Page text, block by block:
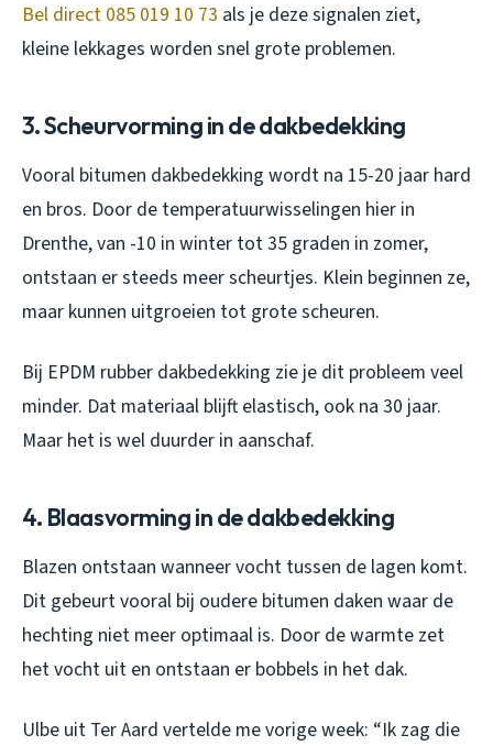
Bel direct 085 019 10 73 als je deze signalen ziet,
kleine lekkages worden snel grote problemen.
3. Scheurvorming in de dakbedekking
Vooral bitumen dakbedekking wordt na 15-20 jaar hard
en bros. Door de temperatuurwisselingen hier in
Drenthe, van -10 in winter tot 35 graden in zomer,
ontstaan er steeds meer scheurtjes. Klein beginnen ze,
maar kunnen uitgroeien tot grote scheuren.
Bij EPDM rubber dakbedekking zie je dit probleem veel
minder. Dat materiaal blijft elastisch, ook na 30 jaar.
Maar het is wel duurder in aanschaf.
4. Blaasvorming in de dakbedekking
Blazen ontstaan wanneer vocht tussen de lagen komt.
Dit gebeurt vooral bij oudere bitumen daken waar de
hechting niet meer optimaal is. Door de warmte zet
het vocht uit en ontstaan er bobbels in het dak.
Ulbe uit Ter Aard vertelde me vorige week: “Ik zag die